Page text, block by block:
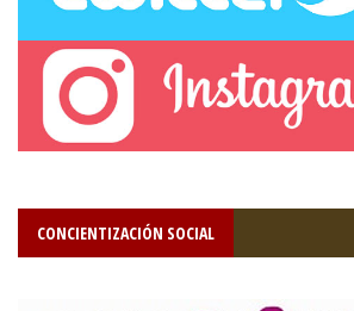
CONCIENTIZACIÓN SOCIAL